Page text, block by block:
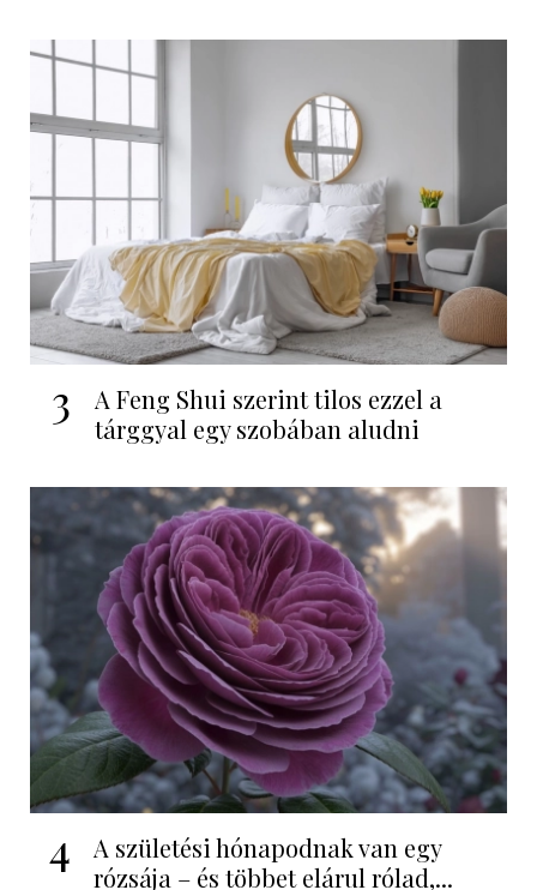
3
A Feng Shui szerint tilos ezzel a
tárggyal egy szobában aludni
4
A születési hónapodnak van egy
rózsája – és többet elárul rólad,...